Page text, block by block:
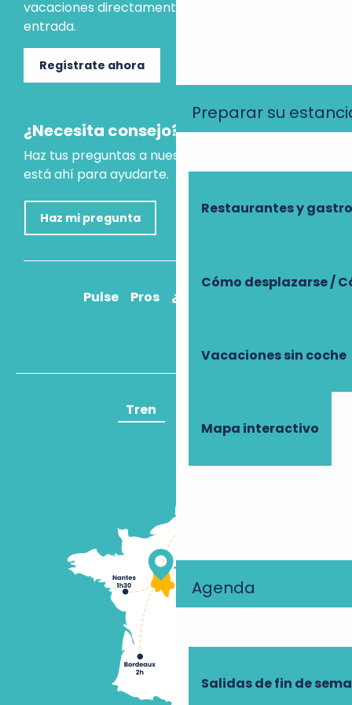
Preparar su
Restaurantes y
Cómo desplazarse /
Vacaciones sin coche
Mapa interactivo
Agenda
Salidas de fin de
vacaciones directamente en tu bandeja de
entrada.
Regístrate ahora
¿Necesita consejo?
Haz tus preguntas a nuestro asistente virtual, que
está ahí para ayudarte.
Haz mi pregunta
Pulse Pros ¿Cómo llegar?
Tren